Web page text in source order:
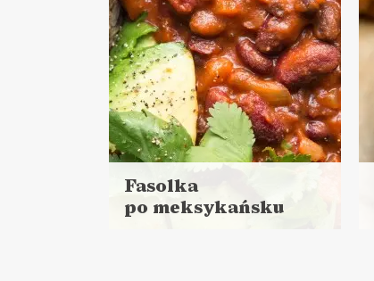
Fasolka
po meksykańsku